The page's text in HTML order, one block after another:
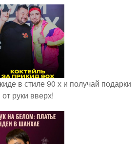
в стиле 90 х и получай подарки
от руки вверх!